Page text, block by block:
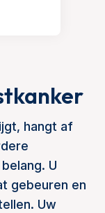
hangt af
U
gebeuren en
Uw